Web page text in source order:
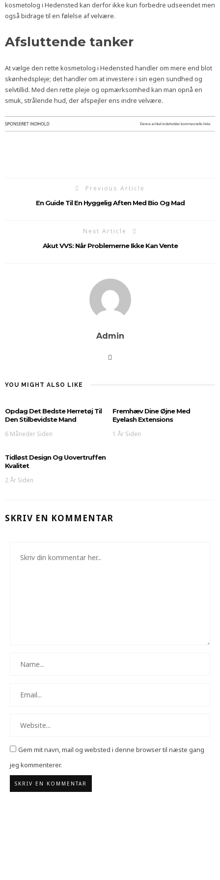
kosmetolog i Hedensted kan derfor ikke kun forbedre udseendet men
også bidrage til en følelse af velvære.
Afsluttende tanker
At vælge den rette kosmetolog i Hedensted handler om mere end blot
skønhedspleje; det handler om at investere i sin egen sundhed og
selvtillid. Med den rette pleje og opmærksomhed kan man opnå en
smuk, strålende hud, der afspejler ens indre velvære.
Previous Article
En Guide Til En Hyggelig Aften Med Bio Og Mad
Next Article
Akut VVS: Når Problemerne Ikke Kan Vente
Admin
YOU MIGHT ALSO LIKE
Opdag Det Bedste Herretøj Til
Den Stilbevidste Mand
6 Måneder Siden
Fremhæv Dine Øjne Med
Eyelash Extensions
1 År Siden
Tidløst Design Og Uovertruffen
Kvalitet
2 År Siden
SKRIV EN KOMMENTAR
Gem mit navn, mail og websted i denne browser til næste gang
jeg kommenterer.